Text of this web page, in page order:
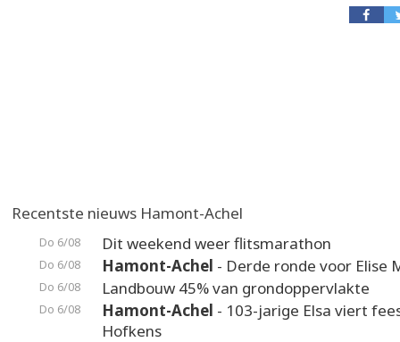
Recentste nieuws Hamont-Achel
Do 6/08 Dit weekend weer flitsmarathon
Do 6/08 Hamont-Achel - Derde ronde voor Elise
Do 6/08 Landbouw 45% van grondoppervlakte
Do 6/08 Hamont-Achel - 103-jarige Elsa viert
Hofkens